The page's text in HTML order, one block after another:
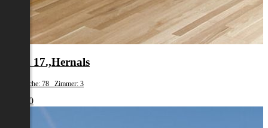
Wien 17.,Hernals
Wohnfläche: 78 Zimmer: 3
€ 1.980